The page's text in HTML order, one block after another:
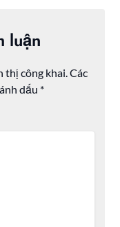
luận
thị công khai. Các
dấu *